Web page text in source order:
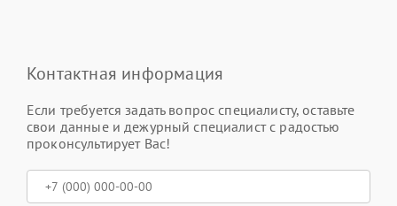
Контактная информация
Если требуется задать вопрос специалисту, оставьте
свои данные и дежурный специалист с радостью
проконсультирует Вас!